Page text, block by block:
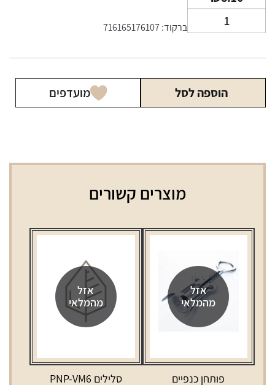
של
ברקוד: 716165176107
הוספה לסל מועדפים
מוצרים קשורים
אזל
מהמלאי
פותחן כנפיים
אזל
מהמלאי
סלילים PNP-VM6